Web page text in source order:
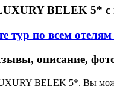
BELEK 5*
по всем
описание,
BELEK 5*. Вы